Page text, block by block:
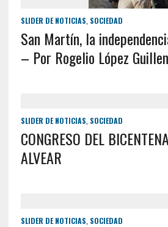
SLIDER DE NOTICIAS SOCIEDAD
San Martín, la
– Por Rogelio López
SLIDER DE NOTICIAS SOCIEDAD
CONGRESO DEL
ALVEAR
SLIDER DE NOTICIAS SOCIEDAD